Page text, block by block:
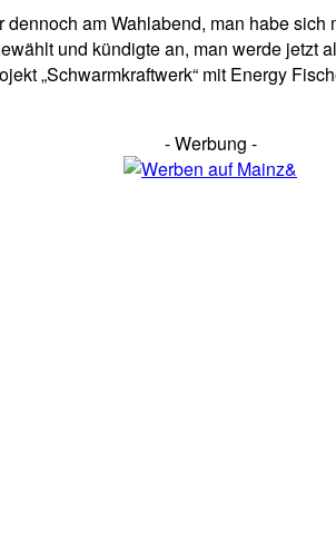
am Wahlabend, man habe
und kündigte an, man werde jetzt
„Schwarmkraftwerk“ mit Energy
- Werbung -